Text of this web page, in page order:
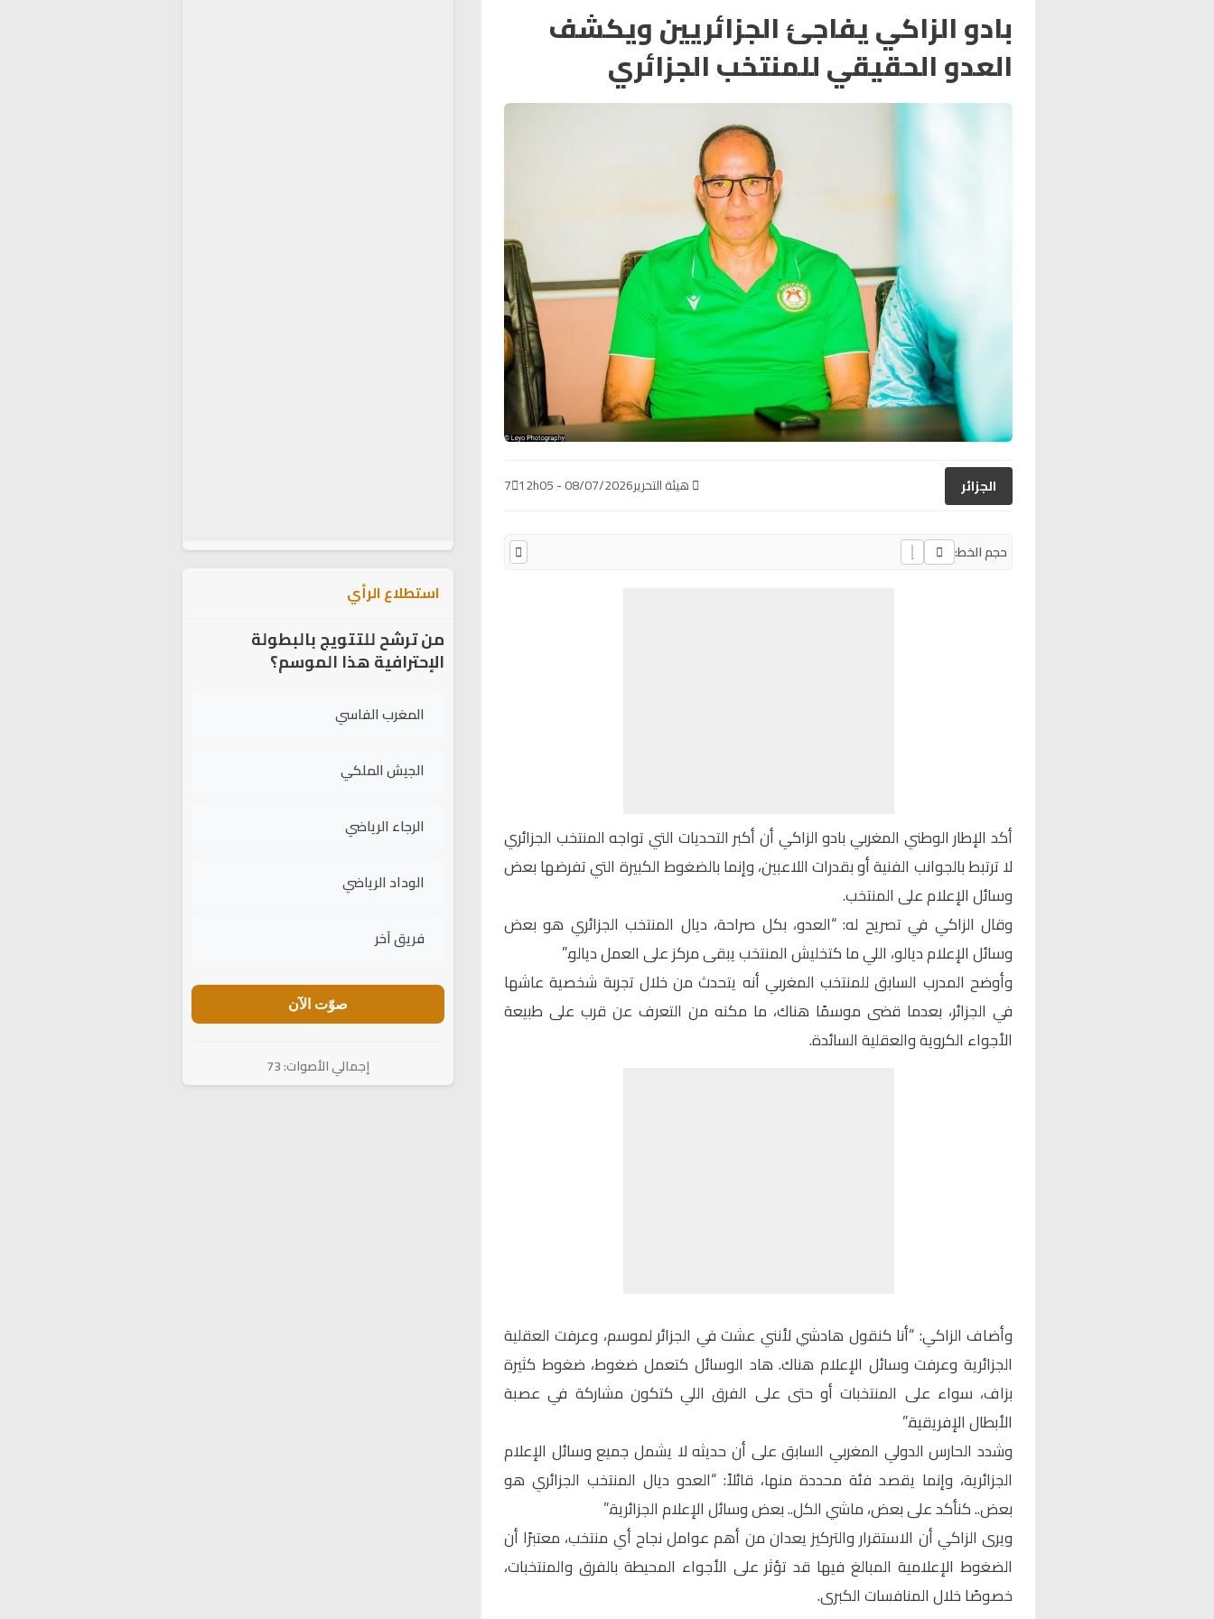
بادو الزاكي يفاجئ الجزائريين ويكشف
العدو الحقيقي للمنتخب الجزائري
الجزائر هيئة التحرير08/07/2026 - 12h05
7
حجم الخط:
أكد الإطار الوطني المغربيبادو الزاكيأن أكبر التحديات التي تواجه المنتخب الجزائري
لا ترتبط بالجوانب الفنية أو بقدرات اللاعبين، وإنما بالضغوط الكبيرة التي تفرضها بعض
وسائل الإعلام على المنتخب.
وقال الزاكي في تصريح له: “العدو، بكل صراحة، ديال المنتخب الجزائري هو بعض
وسائل الإعلام ديالو، اللي ما كتخليش المنتخب يبقى مركز على العمل ديالو.”
وأوضح المدرب السابق للمنتخب المغربي أنه يتحدث من خلال تجربة شخصية عاشها
في الجزائر، بعدما قضى موسمًا هناك، ما مكنه من التعرف عن قرب على طبيعة
الأجواء الكروية والعقلية السائدة.
وأضاف الزاكي: “أنا كنقول هادشي لأنني عشت في الجزائر لموسم، وعرفت العقلية
الجزائرية وعرفت وسائل الإعلام هناك. هاد الوسائل كتعمل ضغوط، ضغوط كثيرة
بزاف، سواء على المنتخبات أو حتى على الفرق اللي كتكون مشاركة في عصبة
الأبطال الإفريقية.”
وشدد الحارس الدولي المغربي السابق على أن حديثه لا يشمل جميع وسائل الإعلام
الجزائرية، وإنما يقصد فئة محددة منها، قائلاً: “العدو ديال المنتخب الجزائري هو
بعض.. كنأكد على بعض، ماشي الكل.. بعض وسائل الإعلام الجزائرية.”
ويرى الزاكي أن الاستقرار والتركيز يعدان من أهم عوامل نجاح أي منتخب، معتبرًا أن
الضغوط الإعلامية المبالغ فيها قد تؤثر على الأجواء المحيطة بالفرق والمنتخبات،
خصوصًا خلال المنافسات الكبرى.
استطلاع الرأي
من ترشح للتتويج بالبطولة
الإحترافية هذا الموسم؟
المغرب الفاسي
الجيش الملكي
الرجاء الرياضي
الوداد الرياضي
فريق آخر
صوّت الآن
إجمالي الأصوات: 73